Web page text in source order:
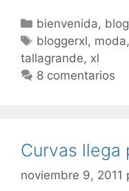
Categorías
bienvenida,
Etiquetas
bloggerxl, moda,
tallagrande, xl
8 comentarios
Curvas
noviembre 9, 2011